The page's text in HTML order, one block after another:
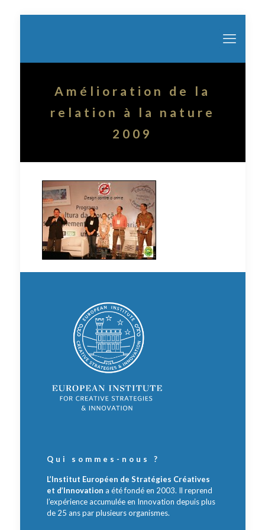
Amélioration de la
relation à la nature
2009
Qui sommes-nous ?
L’Institut Européen de Stratégies Créatives
et d’Innovation a été fondé en 2003. Il reprend
l’expérience accumulée en Innovation depuis plus
de 25 ans par plusieurs organismes.